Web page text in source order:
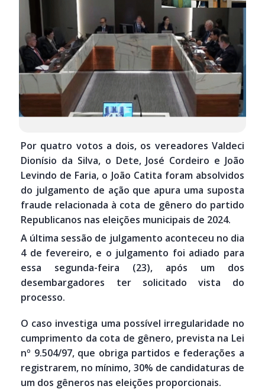
Por quatro votos a dois, os vereadores Valdeci
Dionísio da Silva, o Dete, José Cordeiro e João
Levindo de Faria, o João Catita foram absolvidos
do julgamento de ação que apura uma suposta
fraude relacionada à cota de gênero do partido
Republicanos nas eleições municipais de 2024.
A última sessão de julgamento aconteceu no dia
4 de fevereiro, e o julgamento foi adiado para
essa segunda-feira (23), após um dos
desembargadores ter solicitado vista do
processo.
O caso investiga uma possível irregularidade no
cumprimento da cota de gênero, prevista na Lei
nº 9.504/97, que obriga partidos e federações a
registrarem, no mínimo, 30% de candidaturas de
um dos gêneros nas eleições proporcionais.